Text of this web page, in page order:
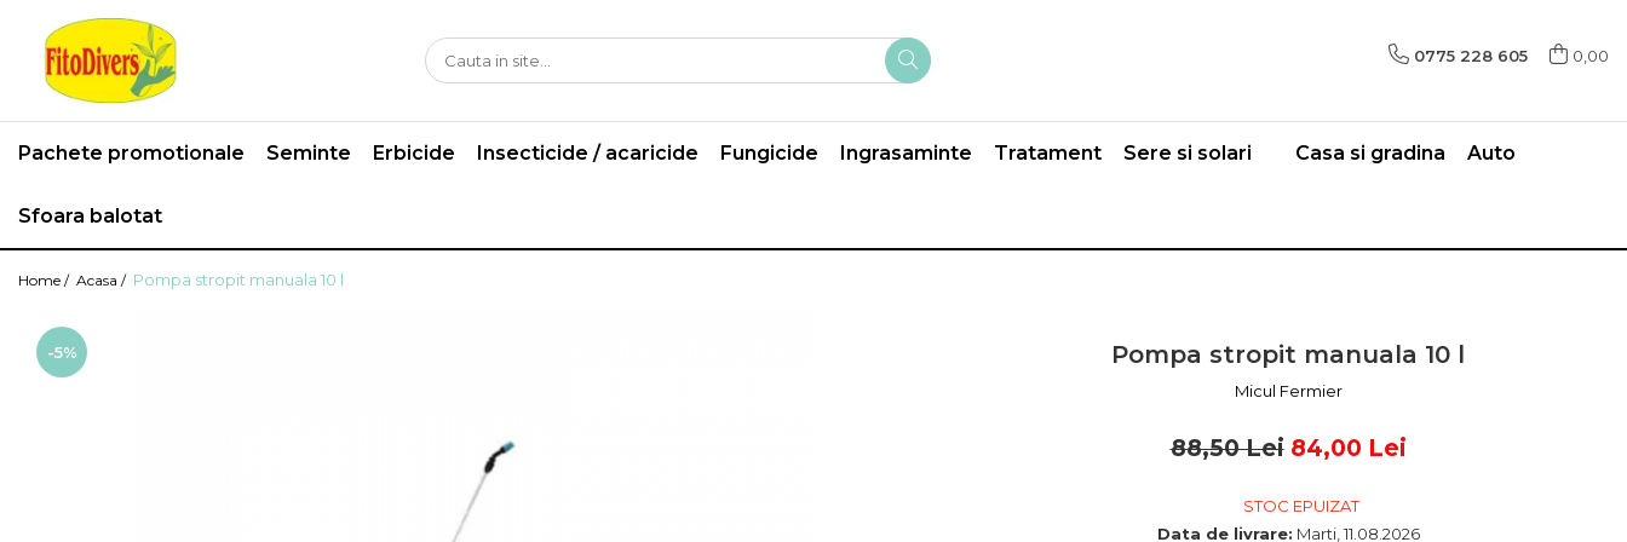
0775 228 605 0,00
Pachete promotionale Seminte Erbicide Insecticide / acaricide Fungicide Ingrasaminte Tratament Sere si solari Casa si gradina Auto
Sfoara balotat
Home / Acasa / Pompa stropit manuala 10 l
Pompa stropit manuala 10 l
Micul Fermier
-5%
88,50 Lei 84,00 Lei
STOC EPUIZAT
Data de livrare: Marti, 11.08.2026